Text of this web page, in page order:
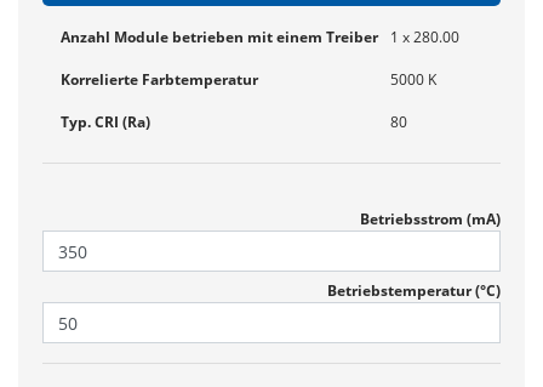
Anzahl Module betrieben mit einem Treiber 1 x 280.00
Korrelierte Farbtemperatur 5000 K
Typ. CRI (Ra) 80
Betriebsstrom (mA)
Betriebs­temperatur (°C)